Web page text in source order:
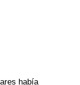
había